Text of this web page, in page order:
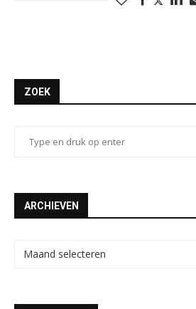
ZOEK
ARCHIEVEN